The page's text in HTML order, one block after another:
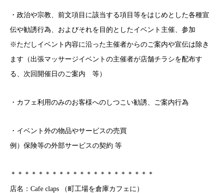
・政治や宗教、前文項目に該当する項目等をはじめとした各種宣
伝や勧誘行為、およびそれを目的としたイベント主催、参加
※ただしイベント内容に沿った主催者からのご案内や宣伝は除き
ます（出張マッサージイベントの主催者が店舗チラシを配布す
る、次回開催日のご案内 等）
・カフェ利用のみのお客様へのしつこい勧誘、ご案内行為
・イベント外の物品やサービスの売買
例）保険等の外部サービスの契約 等
＊＊＊＊＊＊＊＊＊＊＊＊＊＊＊＊＊＊＊＊＊
店名：Cafe claps （町工場を倉庫カフェに）